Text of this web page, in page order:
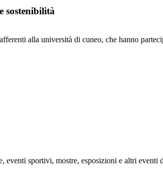
sostenibilità
alla università di cuneo, che hanno
eventi sportivi, mostre, esposizioni e altri